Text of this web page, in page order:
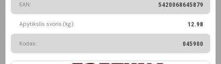
EAN: 5420068645879
Apytikslis svoris (kg): 12.98
Kodas: 045900